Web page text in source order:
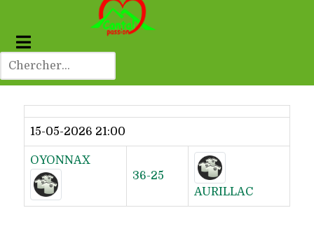
Dernier résultat
15-05-2026 21:00
OYONNAX
36-25
AURILLAC